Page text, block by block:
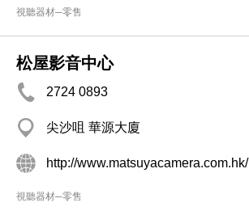
視聽器材─零售
松屋影音中心
2724 0893
尖沙咀 華源大廈
http://www.matsuyacamera.com.hk/
視聽器材─零售